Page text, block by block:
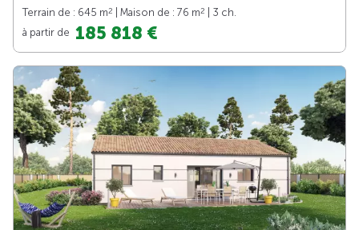
Terrain de : 645 m2 | Maison de : 76 m2
| 3 ch.
à partir de 185 818 €